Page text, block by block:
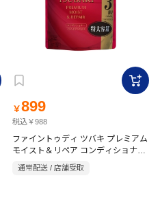
￥899
税込￥988
ファイントゥディ ツバキ プレミアム
モイスト＆リペア コンディショナー
詰替 900ml
通常配送 / 店舗受取